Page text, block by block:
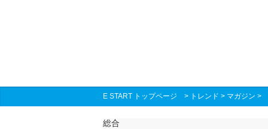
E START トップページ > トレンド > マガジン >
総合